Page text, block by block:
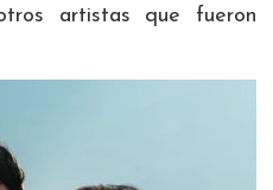
artistas que fueron